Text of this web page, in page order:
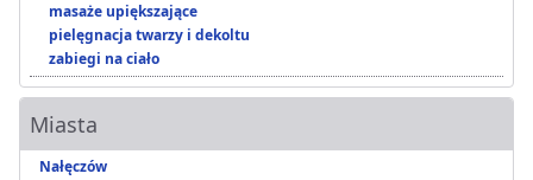
masaże upiększające
pielęgnacja twarzy i dekoltu
zabiegi na ciało
Miasta
Nałęczów